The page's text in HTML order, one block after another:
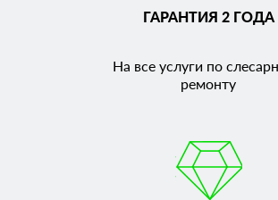
ГАРАНТИЯ 2 ГОДА
На все услуги по
ремонту